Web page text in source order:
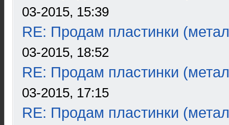
03-2015, 15:39
RE: Продам пластинки
03-2015, 18:52
RE: Продам пластинки
03-2015, 17:15
RE: Продам пластинки